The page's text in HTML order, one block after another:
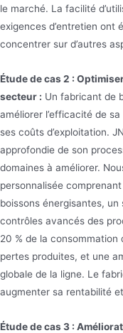
le marché. La facilité
exigences d’entretien ont
concentrer sur d’autres
Étude de cas 2 :
secteur : Un fabricant de
améliorer l’efficacité de
ses coûts d’exploitation.
approfondie de son
domaines à améliorer.
personnalisée
boissons énergisantes,
contrôles avancés des
20 % de la consommation
pertes produites, et une
globale de la ligne. Le
augmenter sa rentabilité
Étude de cas 3 :